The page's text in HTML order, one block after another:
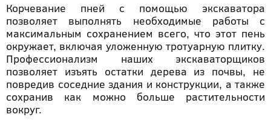
Корчевание пней с помощью экскаватора
позволяет выполнять необходимые работы с
максимальным сохранением всего, что этот пень
окружает, включая уложенную тротуарную плитку.
Профессионализм наших экскаваторщиков
позволяет изъять остатки дерева из почвы, не
повредив соседние здания и конструкции, а также
сохранив как можно больше растительности
вокруг.